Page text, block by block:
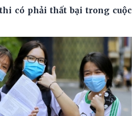
có phải thất bại trong cuộc